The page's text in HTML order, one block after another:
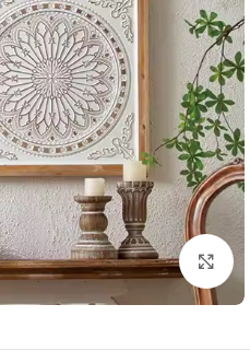
انقر للتكبير